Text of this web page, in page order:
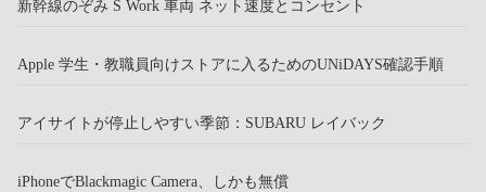
新幹線のぞみ S Work 車両 ネット速度とコンセント
Apple 学生・教職員向けストアに入るためのUNiDAYS確認手順
アイサイトが停止しやすい季節：SUBARU レイバック
iPhoneでBlackmagic Camera、しかも無償